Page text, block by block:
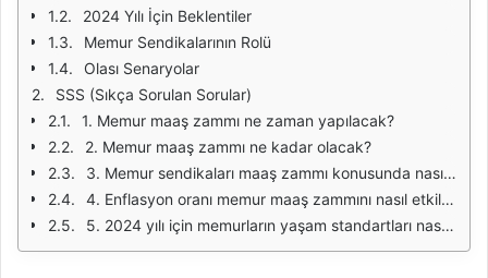
2024 Yılı İçin Beklentiler
Memur Sendikalarının Rolü
Olası Senaryolar
SSS (Sıkça Sorulan Sorular)
1. Memur maaş zammı ne zaman yapılacak?
2. Memur maaş zammı ne kadar olacak?
3. Memur sendikaları maaş zammı konusunda nasıl bir rol oynuyor?
4. Enflasyon oranı memur maaş zammını nasıl etkiler?
5. 2024 yılı için memurların yaşam standartları nasıl etkilenecek?